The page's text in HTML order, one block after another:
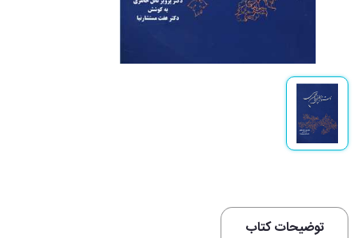
توضیحات کتاب